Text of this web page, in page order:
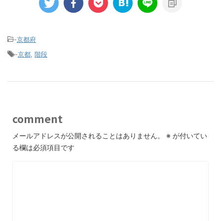
-京都府
-京都, 階段
comment
メールアドレスが公開されることはありません。 ※ が付いてい
る欄は必須項目です